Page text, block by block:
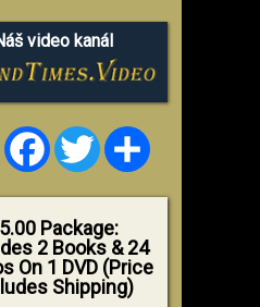
video kanál
FacebookTwitter
Package:
2 Books & 24
On 1 DVD (Price
Shipping)